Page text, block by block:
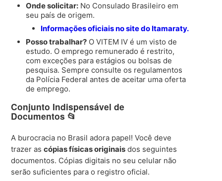
Onde solicitar: No Consulado Brasileiro em
seu país de origem.
Informações oficiais no site do Itamaraty.
Posso trabalhar? O VITEM IV é um visto de
estudo. O emprego remunerado é restrito,
com exceções para estágios ou bolsas de
pesquisa. Sempre consulte os regulamentos
da Polícia Federal antes de aceitar uma oferta
de emprego.
Conjunto Indispensável de
Documentos 📂
A burocracia no Brasil adora papel! Você deve
trazer ascópias físicas originais dos seguintes
documentos. Cópias digitais no seu celular não
serão suficientes para o registro oficial.